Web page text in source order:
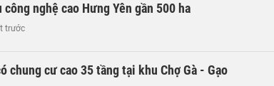
nghệ cao Hưng Yên gần 500 ha
trước
chung cư cao 35 tầng tại khu Chợ Gà - Gạo